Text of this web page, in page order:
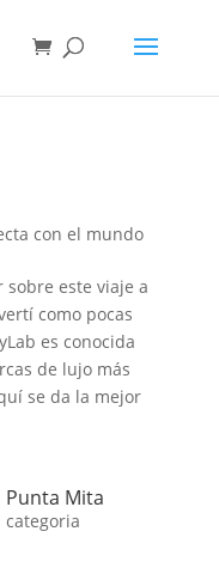
con el mundo
sobre este viaje a
como pocas
es conocida
de lujo más
se da la mejor
Punta Mita
categoria